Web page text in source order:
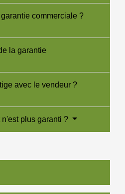
commerciale ?
la garantie
avec le vendeur ?
plus garanti ?